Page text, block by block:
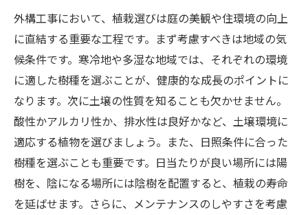
い植栽選びのまとめ
外構工事初心者におすすめの植栽5選と選び方の
コツ
植栽選びで後悔しないために知っておくべき3つ
の注意点
外構工事において、植栽選びは庭の美観や住環境の向上
に直結する重要な工程です。まず考慮すべきは地域の気
候条件です。寒冷地や多湿な地域では、それぞれの環境
に適した樹種を選ぶことが、健康的な成長のポイントに
なります。次に土壌の性質を知ることも欠かせません。
酸性かアルカリ性か、排水性は良好かなど、土壌環境に
適応する植物を選びましょう。また、日照条件に合った
樹種を選ぶことも重要です。日当たりが良い場所には陽
樹を、陰になる場所には陰樹を配置すると、植栽の寿命
を延ばせます。さらに、メンテナンスのしやすさを考慮